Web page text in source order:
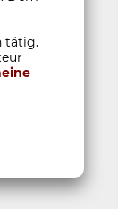
tätig.